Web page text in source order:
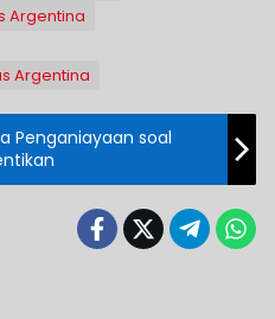
Argentina
Argentina
Penganiayaan soal